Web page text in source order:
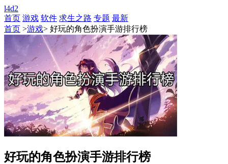
l4d2
首页 游戏 软件 求生之路 专题 最新
首页 >游戏> 好玩的角色扮演手游排行榜
好玩的角色扮演手游排行榜